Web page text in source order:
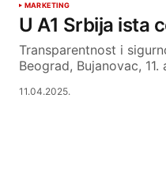
MARKETING
U A1 Srbija ista
Transparentnost i
Beograd, Bujanovac,
11.04.2025.